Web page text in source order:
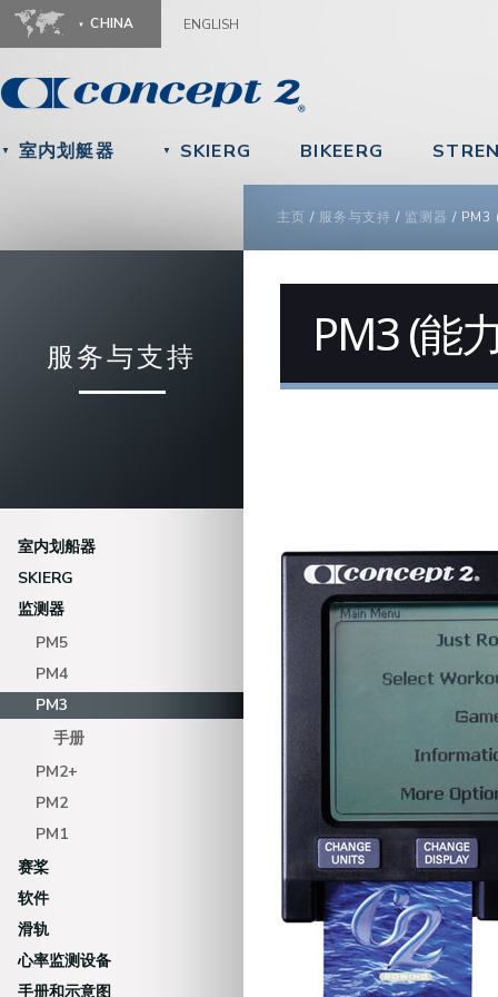
CHINA ENGLISH
▼ 室内划艇器 ▼ SKIERG BIKEERG
YOU ARE HERE
主页 / 服务与支持 / 监测器 / PM3
服务与支持
室内划船器
SKIERG
监测器
PM5
PM4
PM3
手册
PM2+
PM2
PM1
赛桨
软件
滑轨
心率监测设备
手册和示意图
PM3 (能